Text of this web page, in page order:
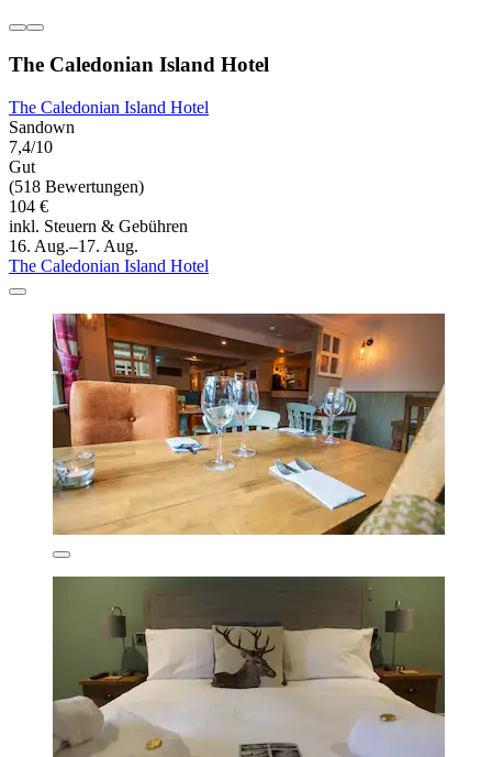
The Caledonian Island Hotel
The Caledonian Island Hotel
Sandown
7,4/10
Gut
(518 Bewertungen)
104 €
inkl. Steuern & Gebühren
16. Aug.–17. Aug.
The Caledonian Island Hotel